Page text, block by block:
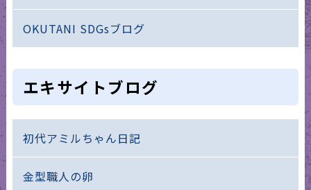
OKUTANI SDGsブログ
エキサイトブログ
初代アミルちゃん日記
金型職人の卵